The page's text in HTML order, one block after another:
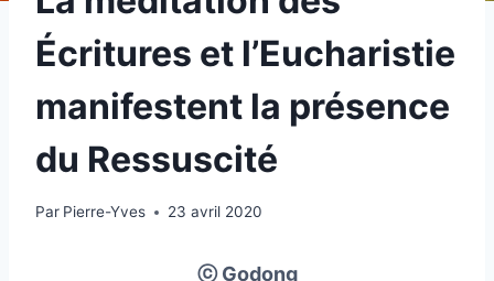
Écritures et l’Eucharistie
manifestent la présence
du Ressuscité
Par Pierre-Yves 23 avril 2020
ⓒ Godong